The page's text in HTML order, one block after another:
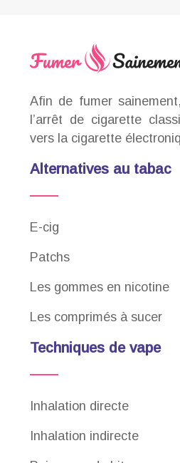
Afin de fumer
l’arrêt de cigarette
vers la cigarette
Alternatives au tabac
E-cig
Patchs
Les gommes en nicotine
Les comprimés à sucer
Techniques de vape
Inhalation directe
Inhalation indirecte